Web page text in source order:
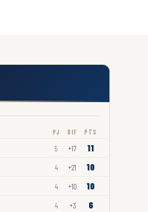
PJ DIF PTS
5 +17 11
4 +21 10
4 +10 10
4 +3 6